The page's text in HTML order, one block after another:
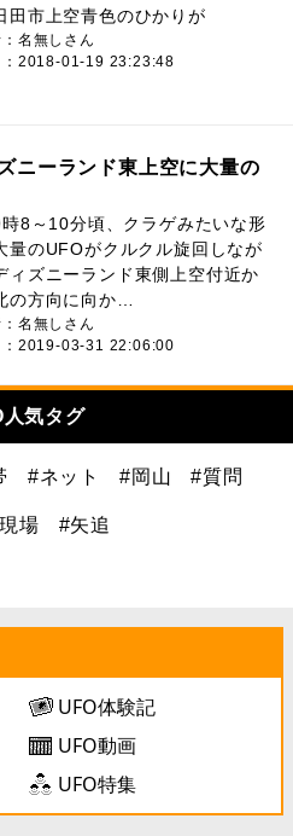
田市上空青色のひかりが
名無しさん
：2018-01-19 23:23:48
ニーランド東上空に大量の
8～10分頃、クラゲみたいな形
量のUFOがクルクル旋回しなが
ィズニーランド東側上空付近か
の方向に向か…
名無しさん
：2019-03-31 22:06:00
人気タグ
#ネット #岡山 #質問
場 #矢追
UFO体験記
UFO動画
UFO特集